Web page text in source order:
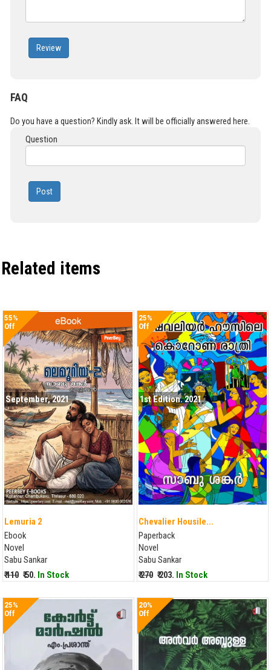
Review
FAQ
Do you have a question? Kindly ask. It will be officially answered here.
Question
Post
Related items
55%
Off
September, 2021
Lemuria 2
Ebook
Novel
Sabu Sankar
₹ 110 ₹ 50. In Stock
25%
Off
1st Edition. 2021
Chevalier Housile...
Paperback
Novel
Sabu Sankar
₹ 270 ₹ 203. In Stock
25%
Off
20%
Off